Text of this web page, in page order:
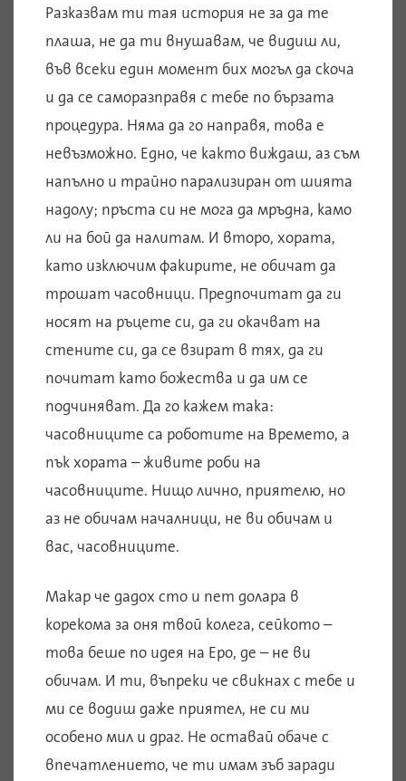
Разказвам ти тая история не за да те
плаша, не да ти внушавам, че видиш ли,
във всеки един момент бих могъл да скоча
и да се саморазправя с тебе по бързата
процедура. Няма да го направя, това е
невъзможно. Едно, че както виждаш, аз съм
напълно и трайно парализиран от шията
надолу; пръста си не мога да мръдна, камо
ли на бой да налитам. И второ, хората,
като изключим факирите, не обичат да
трошат часовници. Предпочитат да ги
носят на ръцете си, да ги окачват на
стените си, да се взират в тях, да ги
почитат като божества и да им се
подчиняват. Да го кажем така:
часовниците са роботите на Времето, а
пък хората – живите роби на
часовниците. Нищо лично, приятелю, но
аз не обичам началници, не ви обичам и
вас, часовниците.
Макар че дадох сто и пет долара в
корекома за оня твой колега, сейкото –
това беше по идея на Еро, де – не ви
обичам. И ти, въпреки че свикнах с тебе и
ми се водиш даже приятел, не си ми
особено мил и драг. Не оставай обаче с
впечатлението, че ти имам зъб заради